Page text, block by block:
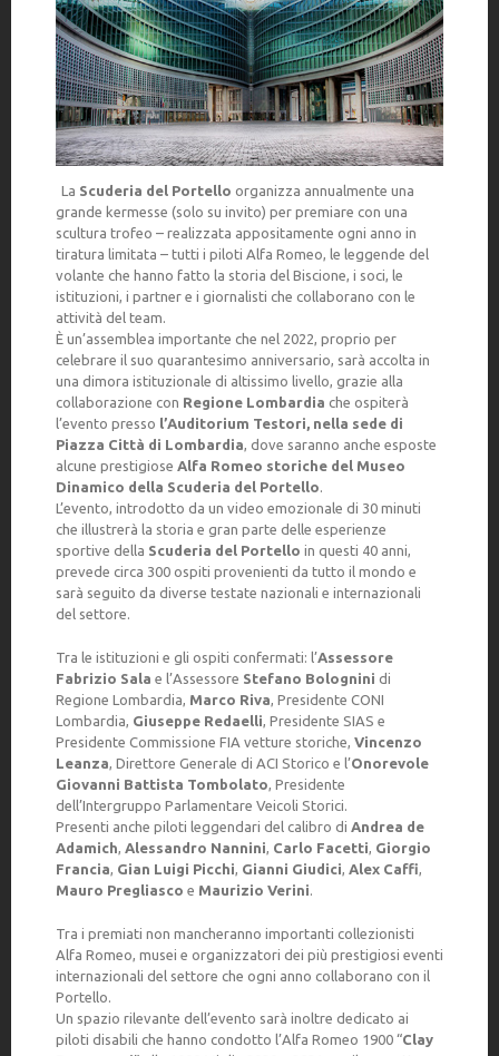
La Scuderia del Portello organizza annualmente una
grande kermesse (solo su invito) per premiare con una
scultura trofeo – realizzata appositamente ogni anno in
tiratura limitata – tutti i piloti Alfa Romeo, le leggende del
volante che hanno fatto la storia del Biscione, i soci, le
istituzioni, i partner e i giornalisti che collaborano con le
attività del team.
È un’assemblea importante che nel 2022, proprio per
celebrare il suo quarantesimo anniversario, sarà accolta in
una dimora istituzionale di altissimo livello, grazie alla
collaborazione con Regione Lombardia che ospiterà
l’evento presso l’Auditorium Testori, nella sede di
Piazza Città di Lombardia, dove saranno anche esposte
alcune prestigiose Alfa Romeo storiche del Museo
Dinamico della Scuderia del Portello.
L’evento, introdotto da un video emozionale di 30 minuti
che illustrerà la storia e gran parte delle esperienze
sportive della Scuderia del Portello in questi 40 anni,
prevede circa 300 ospiti provenienti da tutto il mondo e
sarà seguito da diverse testate nazionali e internazionali
del settore.
Tra le istituzioni e gli ospiti confermati: l’Assessore
Fabrizio Sala e l’Assessore Stefano Bolognini di
Regione Lombardia, Marco Riva, Presidente CONI
Lombardia, Giuseppe Redaelli, Presidente SIAS e
Presidente Commissione FIA vetture storiche, Vincenzo
Leanza, Direttore Generale di ACI Storico e l’Onorevole
Giovanni Battista Tombolato, Presidente
dell’Intergruppo Parlamentare Veicoli Storici.
Presenti anche piloti leggendari del calibro di Andrea de
Adamich, Alessandro Nannini, Carlo Facetti, Giorgio
Francia, Gian Luigi Picchi, Gianni Giudici, Alex Caffi,
Mauro Pregliasco e Maurizio Verini.
Tra i premiati non mancheranno importanti collezionisti
Alfa Romeo, musei e organizzatori dei più prestigiosi eventi
internazionali del settore che ogni anno collaborano con il
Portello.
Un spazio rilevante dell’evento sarà inoltre dedicato ai
piloti disabili che hanno condotto l’Alfa Romeo 1900 “Clay